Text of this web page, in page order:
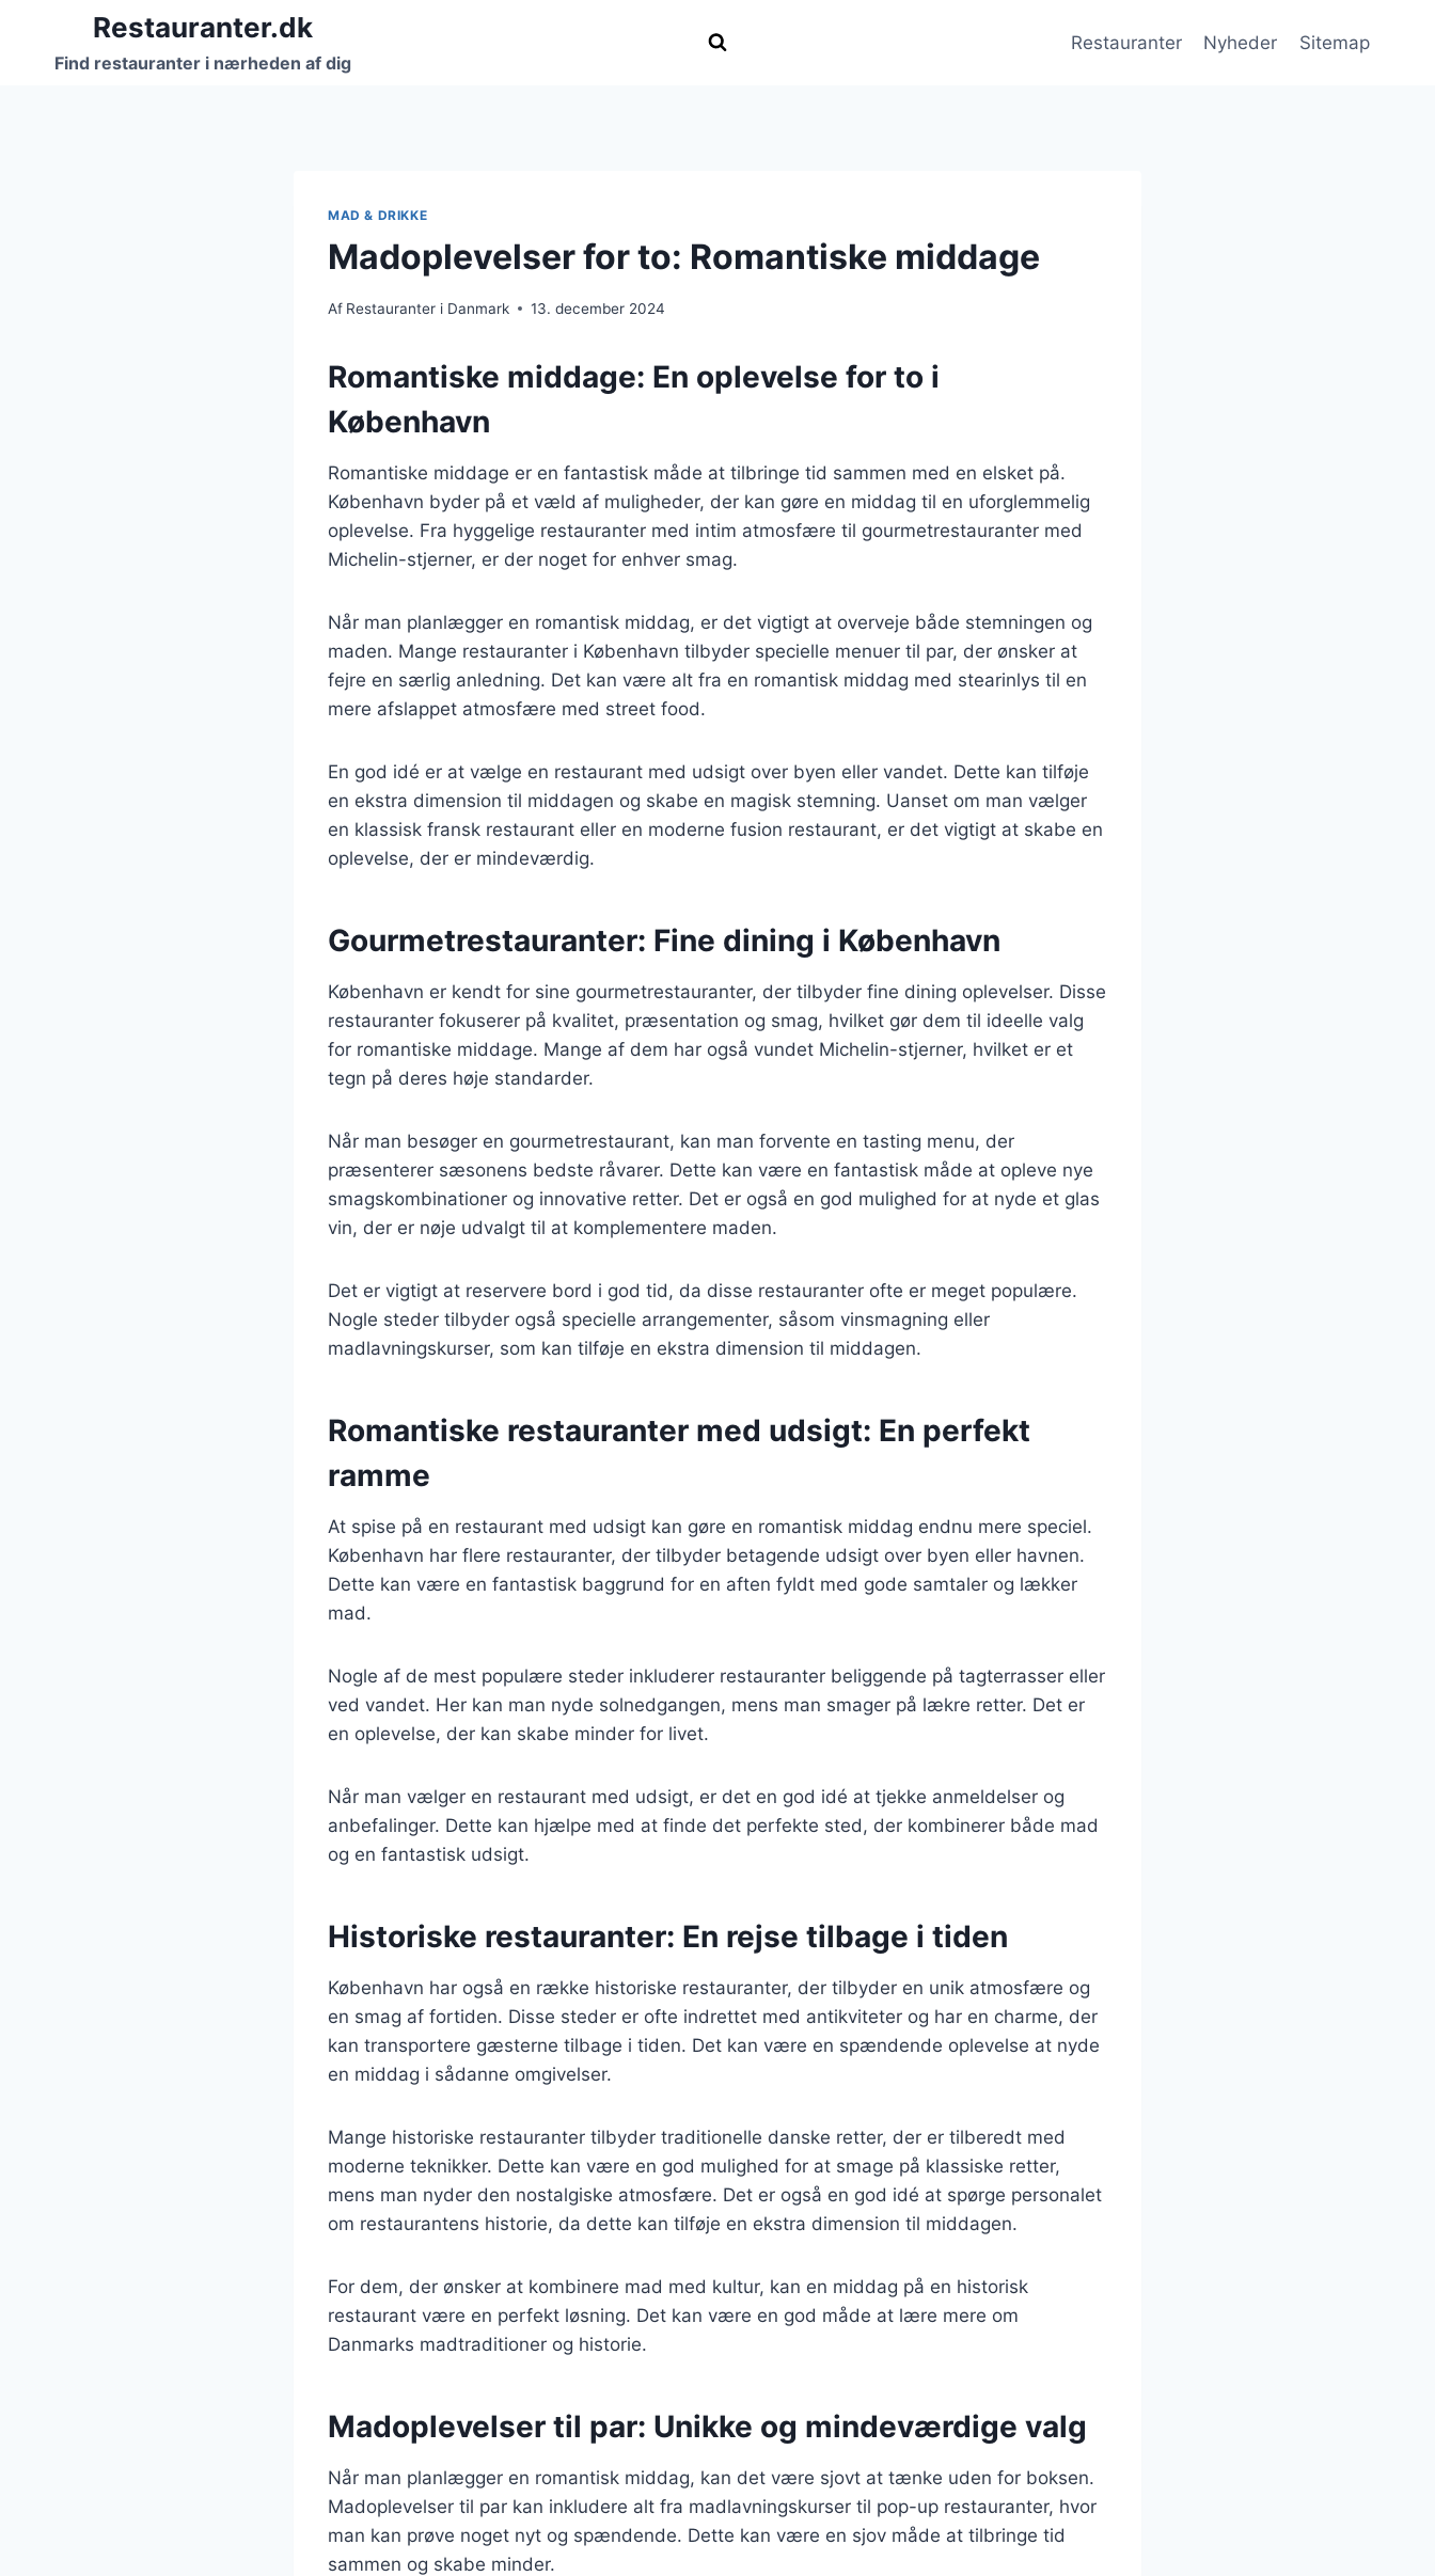
indhold
Restauranter.dk
Find restauranter i nærheden af dig
Restauranter Nyheder Sitemap
MAD & DRIKKE
Madoplevelser for to: Romantiske middage
Af Restauranter i Danmark 13. december 2024
Romantiske middage: En oplevelse for to i
København
Romantiske middage er en fantastisk måde at tilbringe tid sammen med en elsket på.
København byder på et væld af muligheder, der kan gøre en middag til en uforglemmelig
oplevelse. Fra hyggelige restauranter med intim atmosfære til gourmetrestauranter med
Michelin-stjerner, er der noget for enhver smag.
Når man planlægger en romantisk middag, er det vigtigt at overveje både stemningen og
maden. Mange restauranter i København tilbyder specielle menuer til par, der ønsker at
fejre en særlig anledning. Det kan være alt fra en romantisk middag med stearinlys til en
mere afslappet atmosfære med street food.
En god idé er at vælge en restaurant med udsigt over byen eller vandet. Dette kan tilføje
en ekstra dimension til middagen og skabe en magisk stemning. Uanset om man vælger
en klassisk fransk restaurant eller en moderne fusion restaurant, er det vigtigt at skabe en
oplevelse, der er mindeværdig.
Gourmetrestauranter: Fine dining i København
København er kendt for sine gourmetrestauranter, der tilbyder fine dining oplevelser. Disse
restauranter fokuserer på kvalitet, præsentation og smag, hvilket gør dem til ideelle valg
for romantiske middage. Mange af dem har også vundet Michelin-stjerner, hvilket er et
tegn på deres høje standarder.
Når man besøger en gourmetrestaurant, kan man forvente en tasting menu, der
præsenterer sæsonens bedste råvarer. Dette kan være en fantastisk måde at opleve nye
smagskombinationer og innovative retter. Det er også en god mulighed for at nyde et glas
vin, der er nøje udvalgt til at komplementere maden.
Det er vigtigt at reservere bord i god tid, da disse restauranter ofte er meget populære.
Nogle steder tilbyder også specielle arrangementer, såsom vinsmagning eller
madlavningskurser, som kan tilføje en ekstra dimension til middagen.
Romantiske restauranter med udsigt: En perfekt
ramme
At spise på en restaurant med udsigt kan gøre en romantisk middag endnu mere speciel.
København har flere restauranter, der tilbyder betagende udsigt over byen eller havnen.
Dette kan være en fantastisk baggrund for en aften fyldt med gode samtaler og lækker
mad.
Nogle af de mest populære steder inkluderer restauranter beliggende på tagterrasser eller
ved vandet. Her kan man nyde solnedgangen, mens man smager på lækre retter. Det er
en oplevelse, der kan skabe minder for livet.
Når man vælger en restaurant med udsigt, er det en god idé at tjekke anmeldelser og
anbefalinger. Dette kan hjælpe med at finde det perfekte sted, der kombinerer både mad
og en fantastisk udsigt.
Historiske restauranter: En rejse tilbage i tiden
København har også en række historiske restauranter, der tilbyder en unik atmosfære og
en smag af fortiden. Disse steder er ofte indrettet med antikviteter og har en charme, der
kan transportere gæsterne tilbage i tiden. Det kan være en spændende oplevelse at nyde
en middag i sådanne omgivelser.
Mange historiske restauranter tilbyder traditionelle danske retter, der er tilberedt med
moderne teknikker. Dette kan være en god mulighed for at smage på klassiske retter,
mens man nyder den nostalgiske atmosfære. Det er også en god idé at spørge personalet
om restaurantens historie, da dette kan tilføje en ekstra dimension til middagen.
For dem, der ønsker at kombinere mad med kultur, kan en middag på en historisk
restaurant være en perfekt løsning. Det kan være en god måde at lære mere om
Danmarks madtraditioner og historie.
Madoplevelser til par: Unikke og mindeværdige valg
Når man planlægger en romantisk middag, kan det være sjovt at tænke uden for boksen.
Madoplevelser til par kan inkludere alt fra madlavningskurser til pop-up restauranter, hvor
man kan prøve noget nyt og spændende. Dette kan være en sjov måde at tilbringe tid
sammen og skabe minder.